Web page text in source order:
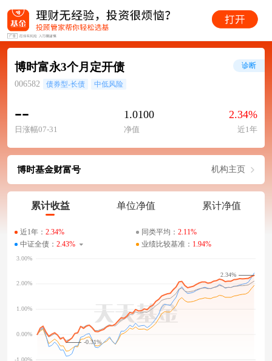
博时富永3个月定开债
006582 债券型-长债 中低风险
--
日涨幅07-31
1.0100
净值
2.34%
近1年
诊断
博时基金财富号 机构主页
累计收益 单位净值 累计净值
近1年： 2.34% 同类平均： 2.11%
中证全债： 2.43% 业绩比较基准： 1.94%
-0.31%
2.34%